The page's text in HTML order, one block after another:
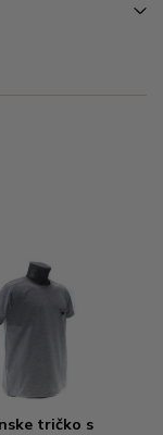
tričko s